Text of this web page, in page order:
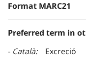
Format MARC21
Preferred term in
Català
Excreció